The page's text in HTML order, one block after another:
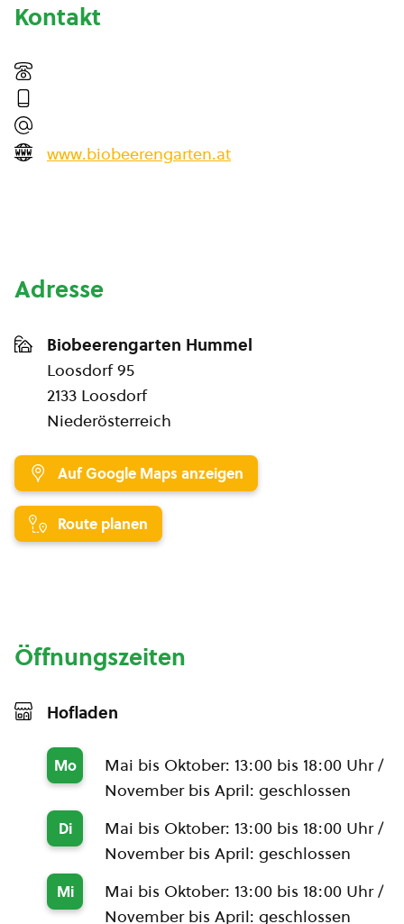
Kontakt
www.biobeerengarten.at
Adresse
Biobeerengarten Hummel
Loosdorf 95
2133 Loosdorf
Niederösterreich
Auf Google Maps anzeigen
Route planen
Öffnungszeiten
Hofladen
Mo
Mai bis Oktober: 13:00 bis 18:00 Uhr /
November bis April: geschlossen
Di
Mai bis Oktober: 13:00 bis 18:00 Uhr /
November bis April: geschlossen
Mi
Mai bis Oktober: 13:00 bis 18:00 Uhr /
November bis April: geschlossen